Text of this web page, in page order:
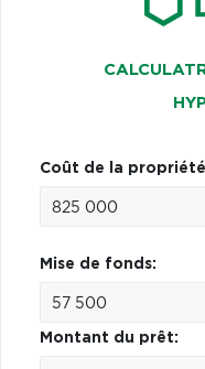
Coût de la
Mise de fonds:
Montant du prêt: